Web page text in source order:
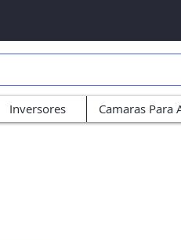
Inversores Camaras Para